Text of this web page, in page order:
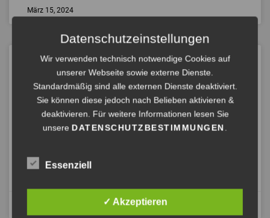
März 15, 2024
WIE HUMOR DEN
UNTERNEHMENSERFOLG
STEIGERN KANN?
Heute bekommen Sie eine wahre Business-Geschichte von
mir an die Hand. Ich nenne diese Geschichte „Die
ANHÖREN »
Datenschutzeinstellungen
Wir verwenden technisch notwendige Cookies auf
unserer Webseite sowie externe Dienste.
Standardmäßig sind alle externen Dienste deaktiviert.
Sie können diese jedoch nach Belieben aktivieren &
deaktivieren. Für weitere Informationen lesen Sie
unsereDATENSCHUTZBESTIMMUNGEN
Essenziell
✓ Akzeptieren